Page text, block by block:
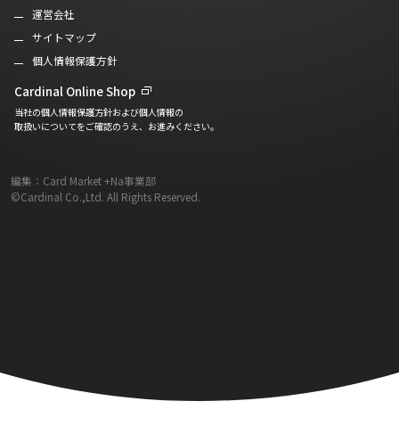
運営会社
サイトマップ
個人情報保護方針
Cardinal Online Shop
当社の個人情報保護方針および個人情報の
取扱いについてをご確認のうえ、お進みください。
編集：Card Market +Na事業部
©Cardinal Co.,Ltd. All Rights Reserved.